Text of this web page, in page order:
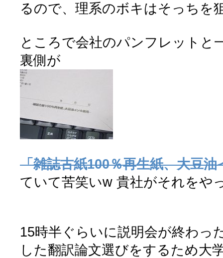
るので、理系のボキはそっちを
ところで会社のパンフレットと
裏側が
「雑誌古紙100％再生紙、大豆油
ていて苦笑いw 貴社がそれをや
15時半ぐらいに説明会が終わっ
した翻訳論文選びをするため大